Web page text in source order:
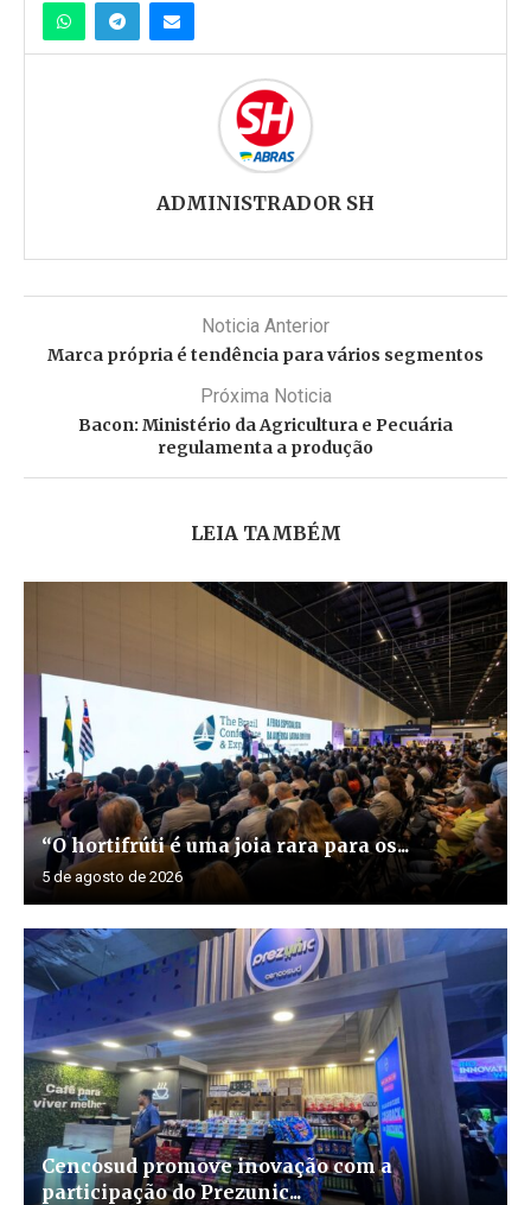
ADMINISTRADOR SH
Noticia Anterior
Marca própria é tendência para vários segmentos
Próxima Noticia
Bacon: Ministério da Agricultura e Pecuária
regulamenta a produção
LEIA TAMBÉM
“O hortifrúti é uma joia rara para os...
5 de agosto de 2026
Cencosud promove inovação com a
participação do Prezunic...